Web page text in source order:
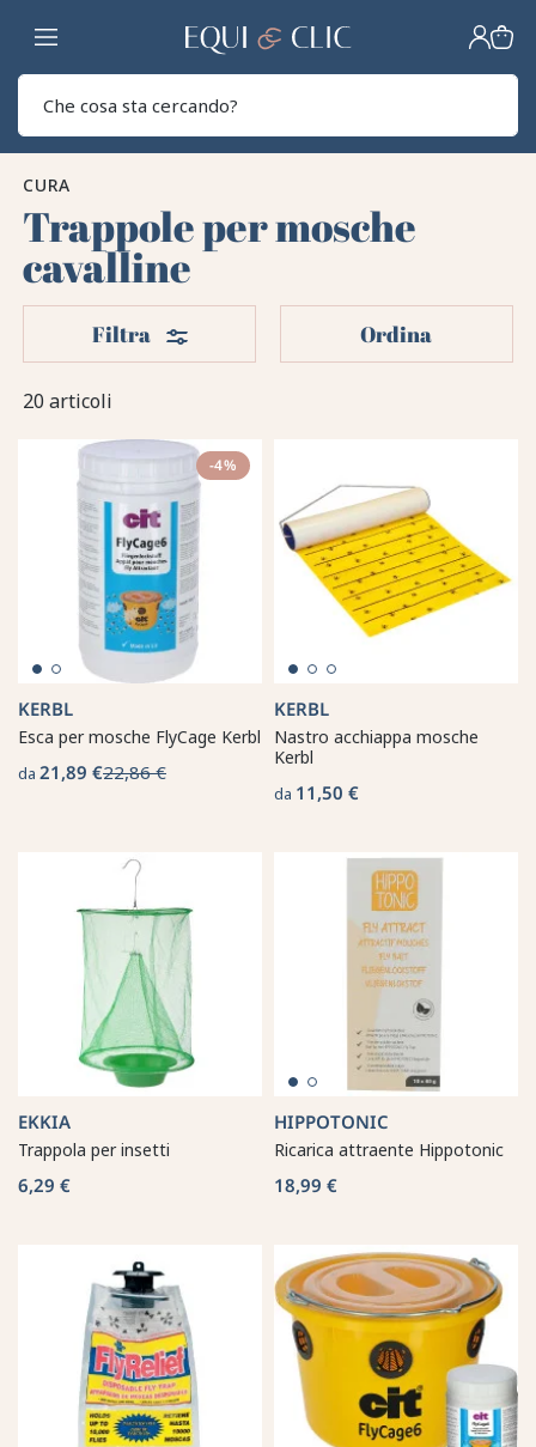
Casa
CURA
Trappole per mosche
cavalline
20 articoli
Filtra Filtri Ordina
-4%
KERBL
Esca per mosche FlyCage Kerbl
da 21,89 €22,86 €
KERBL
Nastro acchiappa mosche
Kerbl
da 11,50 €
EKKIA
Trappola per insetti
6,29 €
HIPPOTONIC
Ricarica attraente Hippotonic
18,99 €